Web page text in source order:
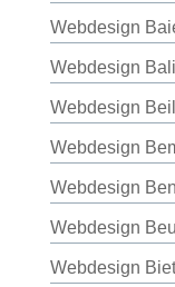
Webdesign
Webdesign
Webdesign
Webdesign
Webdesign
Webdesign
Webdesign